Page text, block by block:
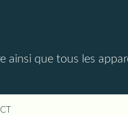
ainsi que tous les